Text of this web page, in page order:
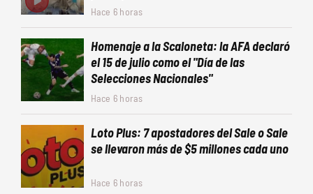
Hace 6 horas
Homenaje a la Scaloneta: la AFA declaró
el 15 de julio como el "Día de las
Selecciones Nacionales"
Hace 6 horas
Loto Plus: 7 apostadores del Sale o Sale
se llevaron más de $5 millones cada uno
Hace 6 horas